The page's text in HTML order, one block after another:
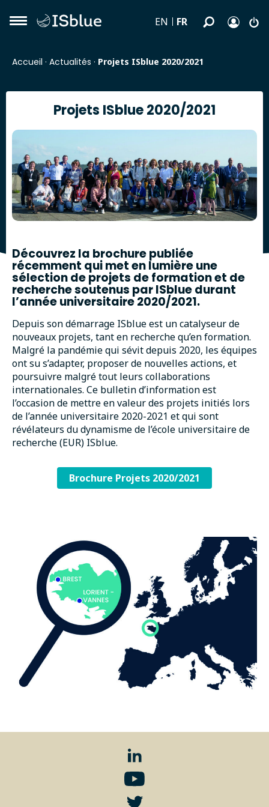
EN FR
Accueil · Actualités · Projets ISblue 2020/2021
Projets ISblue 2020/2021
Découvrez la brochure publiée
récemment qui met en lumière une
sélection de projets de formation et de
recherche soutenus par ISblue durant
l’année universitaire 2020/2021.
Depuis son démarrage ISblue est un catalyseur de
nouveaux projets, tant en recherche qu’en formation.
Malgré la pandémie qui sévit depuis 2020, les équipes
ont su s’adapter, proposer de nouvelles actions, et
poursuivre malgré tout leurs collaborations
internationales. Ce bulletin d’information est
l’occasion de mettre en valeur des projets initiés lors
de l’année universitaire 2020-2021 et qui sont
révélateurs du dynamisme de l’école universitaire de
recherche (EUR) ISblue.
Brochure Projets 2020/2021